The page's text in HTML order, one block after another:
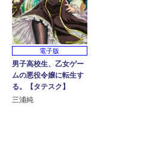
電子版
男子高校生、乙女ゲー
ムの悪役令嬢に転生す
る。【タテスク】
三浦純